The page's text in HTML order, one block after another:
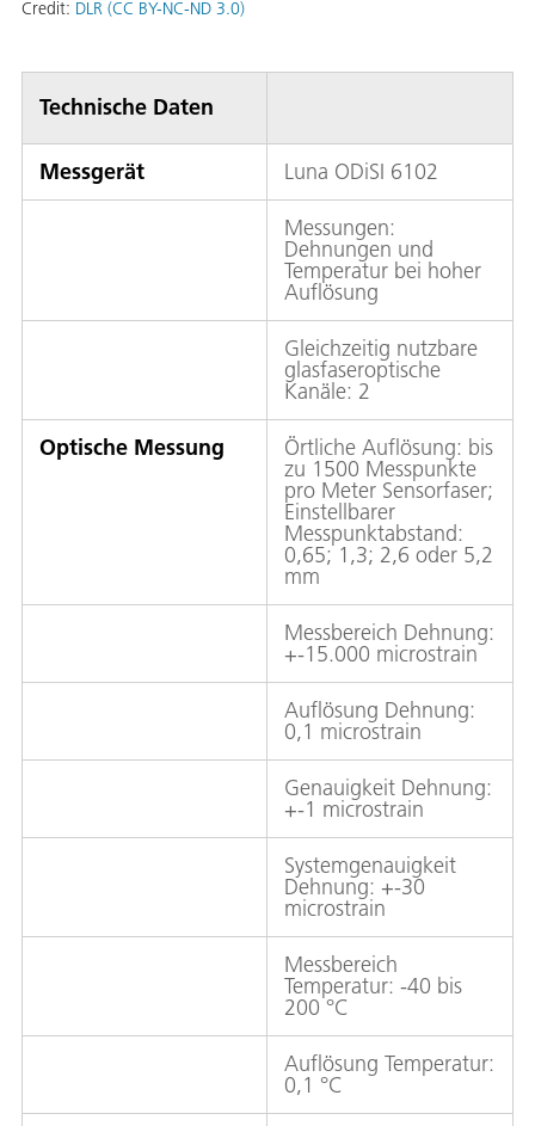
Credit: DLR (CC BY-NC-ND 3.0)
Technische Daten
Messgerät Luna ODiSI 6102
Messungen:
Dehnungen und
Temperatur bei hoher
Auflösung
Gleichzeitig nutzbare
glasfaseroptische
Kanäle: 2
Optische Messung Örtliche Auflösung: bis
zu 1500 Messpunkte
pro Meter Sensorfaser;
Einstellbarer
Messpunktabstand:
0,65; 1,3; 2,6 oder 5,2
mm
Messbereich Dehnung:
+-15.000 microstrain
Auflösung Dehnung:
0,1 microstrain
Genauigkeit Dehnung:
+-1 microstrain
Systemgenauigkeit
Dehnung: +-30
microstrain
Messbereich
Temperatur: -40 bis
200 °C
Auflösung Temperatur:
0,1 °C